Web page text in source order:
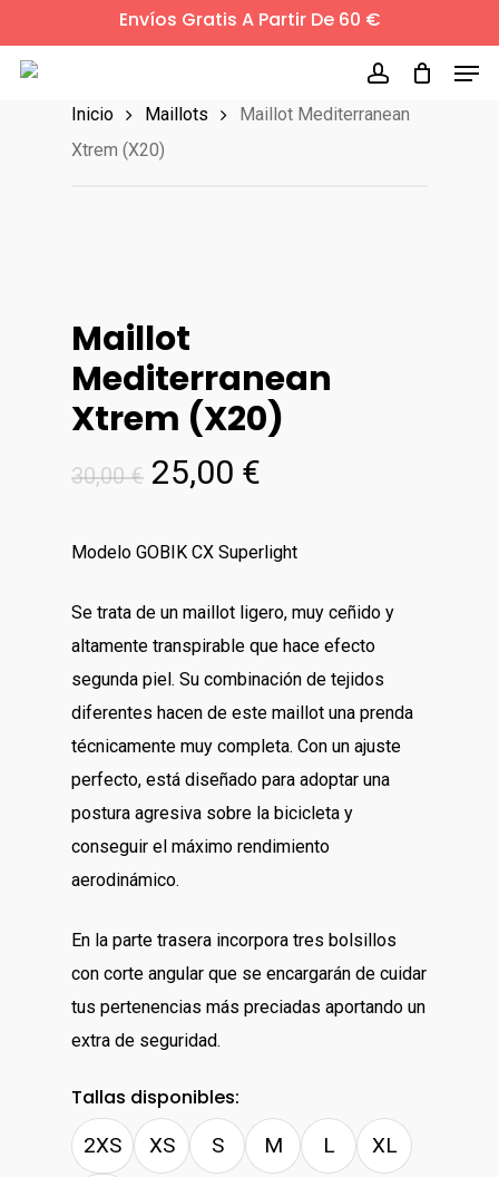
to
main
Envíos Gratis A Partir De 60 €
Inicio Maillots
Maillot Mediterranean
Xtrem (X20)
Maillot
Mediterranean
Xtrem (X20)
30,00€ El
original
era:
30,00 €.
25,00 €
actual
es:
25,00 €.
Modelo GOBIK CX Superlight
Se trata de un maillot ligero, muy ceñido y
altamente transpirable que hace efecto
segunda piel. Su combinación de tejidos
diferentes hacen de este maillot una prenda
técnicamente muy completa. Con un ajuste
perfecto, está diseñado para adoptar una
postura agresiva sobre la bicicleta y
conseguir el máximo rendimiento
aerodinámico.
En la parte trasera incorpora tres bolsillos
con corte angular que se encargarán de cuidar
tus pertenencias más preciadas aportando un
extra de seguridad.
Tallas disponibles:
2XS
XS S M L XL